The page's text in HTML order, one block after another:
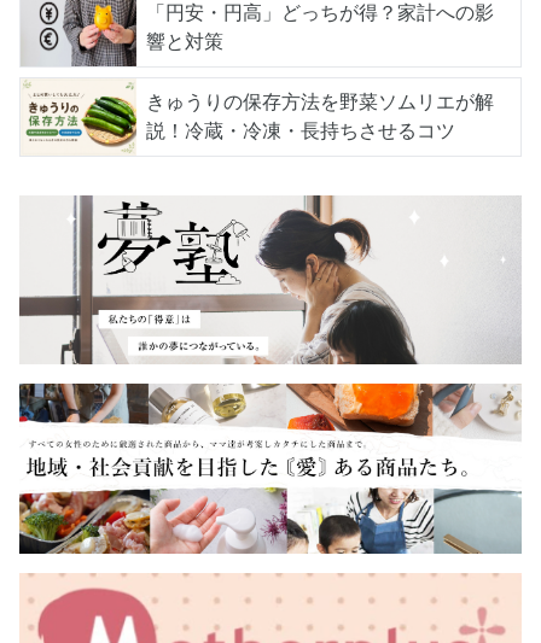
「円安・円高」どっちが得？家計への影
響と対策
きゅうりの保存方法を野菜ソムリエが解
説！冷蔵・冷凍・長持ちさせるコツ